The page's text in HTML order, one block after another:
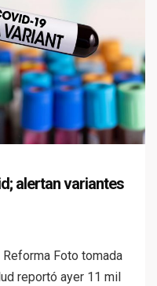
alertan variantes
Foto tomada
reportó ayer 11 mil